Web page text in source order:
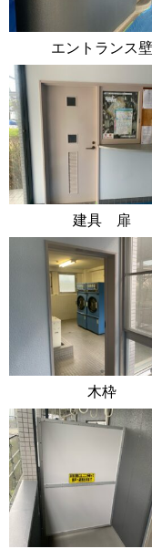
エントランス壁
建具 扉
木枠